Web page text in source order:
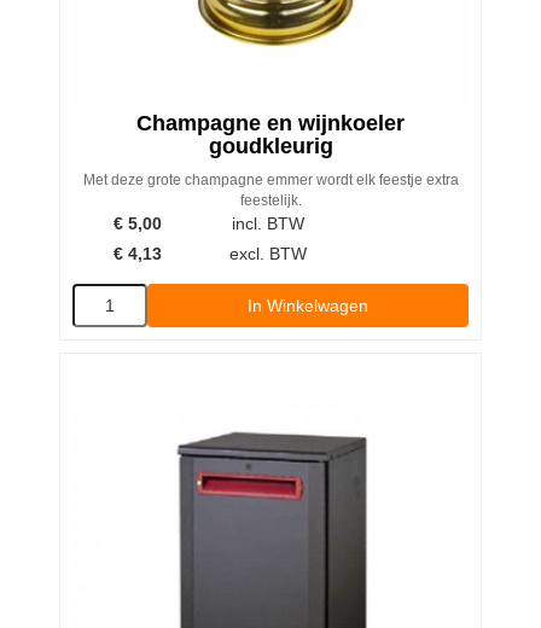
Champagne en wijnkoeler
goudkleurig
Met deze grote champagne emmer wordt elk feestje extra
feestelijk.
€ 5,00
incl. BTW
€ 4,13 excl. BTW
In Winkelwagen